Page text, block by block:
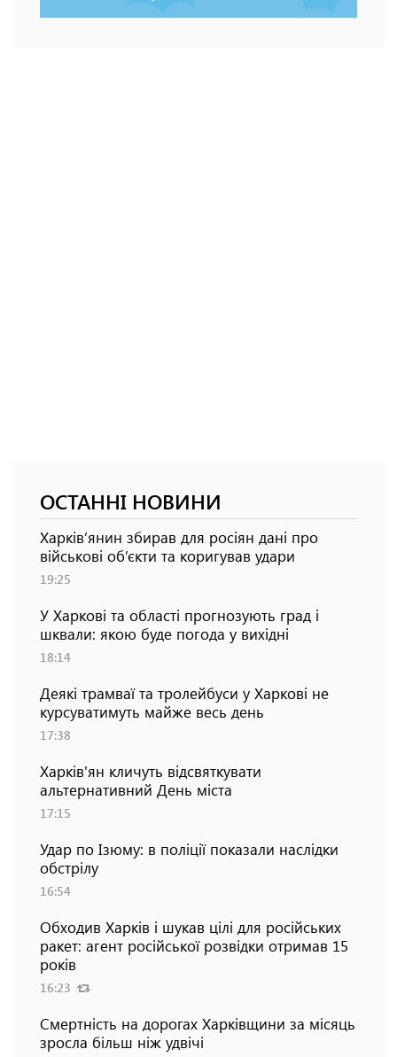
ОСТАННІ НОВИНИ
Харків’янин збирав для росіян дані про
військові об’єкти та коригував удари
19:25
У Харкові та області прогнозують град і
шквали: якою буде погода у вихідні
18:14
Деякі трамваї та тролейбуси у Харкові не
курсуватимуть майже весь день
17:38
Харків'ян кличуть відсвяткувати
альтернативний День міста
17:15
Удар по Ізюму: в поліції показали наслідки
обстрілу
16:54
Обходив Харків і шукав цілі для російських
ракет: агент російської розвідки отримав 15
років
16:23
Смертність на дорогах Харківщини за місяць
зросла більш ніж удвічі